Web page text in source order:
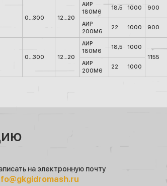
0…300 12…20
АИР
180М6
18,5 1000 900
АИР
200М6
22 1000 900
0…300 12…20
АИР
180М6
18,5
1000
1155
АИР
200М6
22 1000
на электронную почту